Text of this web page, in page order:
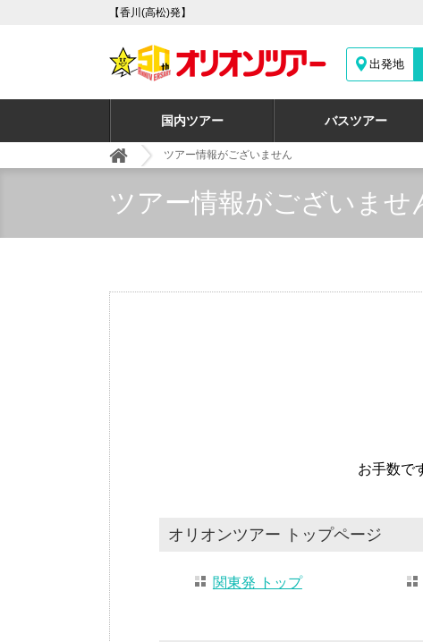
【香川(高松)発】
出発地
国内ツアー バスツアー
ツアー情報がございません
ツアー情報がございませ
お手数で
オリオンツアー トップページ
関東発 トップ